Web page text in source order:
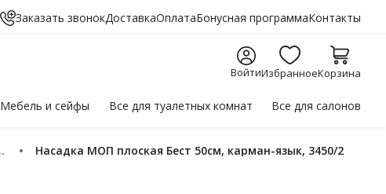
Заказать звонокДоставкаОплатаБонусная программаКонтакты
ВойтиИзбранноеКорзина
Мебельи сейфы Все для туалетных комнат Все для салонов
Насадка МОП плоская Бест 50см, карман-язык, 3450/2